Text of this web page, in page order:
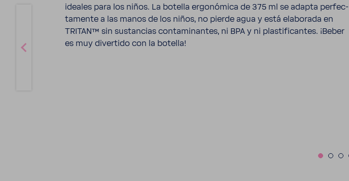
ideales para los niños. La botella ergo­nó­mica de 375 ml se adapta perfec­
ta­mente a las manos de los niños, no pierde agua y está elabo­rada en
TRITAN™ sin sustan­cias conta­mi­nantes, ni BPA y ni plas­ti­fi­cantes. ¡Beber
es muy diver­tido con la botella!